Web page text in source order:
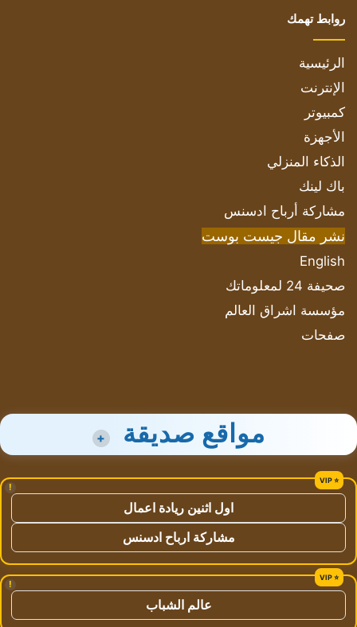
روابط تهمك
الرئيسية
الإنترنت
كمبيوتر
الأجهزة
الذكاء المنزلي
باك لينك
مشاركة أرباح ادسنس
نشر مقال جيست بوست
English
صحيفة 24 لمعلوماتك
مؤسسة اشراق العالم
صفحات
مواقع صديقة +
!
اول اثنين ريادة اعمال
مشاركة ارباح ادسنس
!
عالم الشباب